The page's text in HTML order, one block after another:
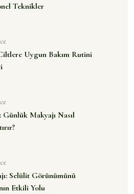
Teknikler
Uygun Bakım Rutini
Makyajı Nasıl
Selülit Görünümünü
Etkili Yolu